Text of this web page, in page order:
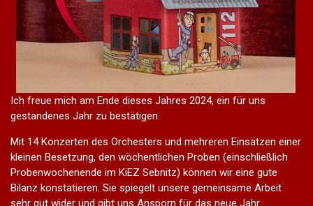
Ich freue mich am Ende dieses Jahres 2024, ein für uns
gestandenes Jahr zu bestätigen.
Mit 14 Konzerten des Orchesters und mehreren Einsätzen einer
kleinen Besetzung, den wöchentlichen Proben (einschließlich
Probenwochenende im KiEZ Sebnitz) können wir eine gute
Bilanz konstatieren. Sie spiegelt unsere gemeinsame Arbeit
sehr gut wider und gibt uns Ansporn für das neue Jahr.